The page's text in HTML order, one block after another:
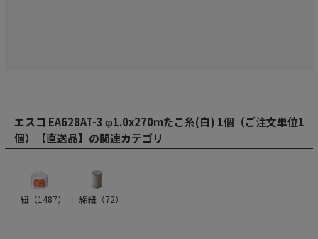
エスコ EA628AT-3 φ1.0x270mたこ糸(白) 1個（ご注文単位1
個）【直送品】の関連カテゴリ
紐（1487） 綿紐（72）